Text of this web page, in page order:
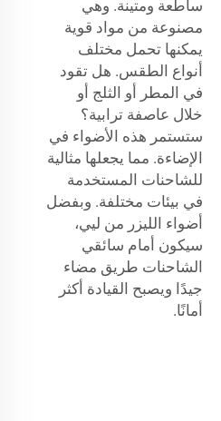
ساطعة ومتينة. وهي
مصنوعة من مواد قوية
يمكنها تحمل مختلف
أنواع الطقس. هل تقود
في المطر أو الثلج أو
خلال عاصفة ترابية؟
ستستمر هذه الأضواء في
الإضاءة. مما يجعلها مثالية
للشاحنات المستخدمة
في بيئات مختلفة. وبفضل
أضواء الليزر من ليي،
سيكون أمام سائقي
الشاحنات طريق مضاء
جيدًا ويصبح القيادة أكثر
أمانًا.